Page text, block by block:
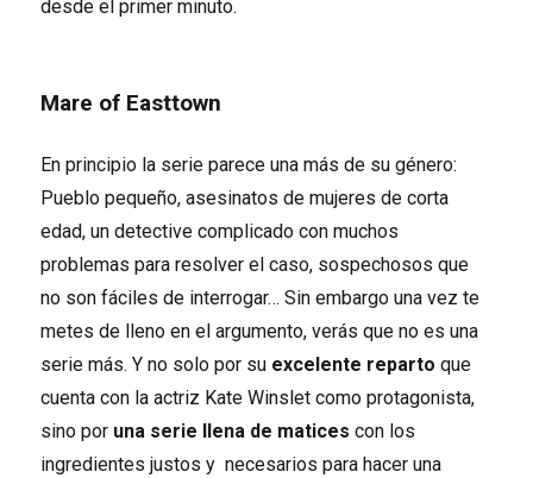
desde el primer minuto.
Mare of Easttown
En principio la serie parece una más de su género:
Pueblo pequeño, asesinatos de mujeres de corta
edad, un detective complicado con muchos
problemas para resolver el caso, sospechosos que
no son fáciles de interrogar… Sin embargo una vez te
metes de lleno en el argumento, verás que no es una
serie más. Y no solo por su excelente reparto que
cuenta con la actriz Kate Winslet como protagonista,
sino por una serie llena de matices con los
ingredientes justos y necesarios para hacer una